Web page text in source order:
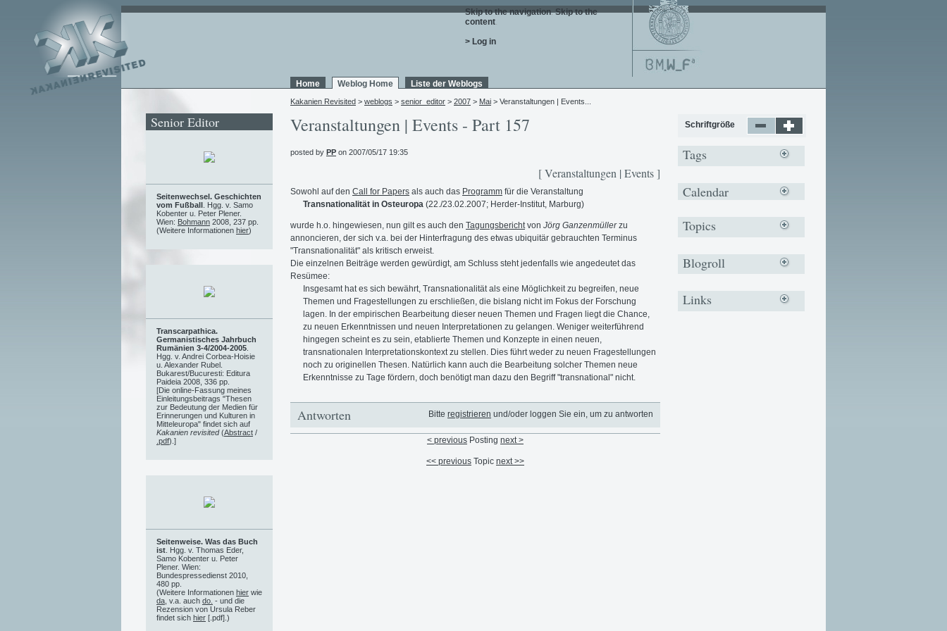
Skip to the navigation. Skip to the
content.
> Log in
Home Weblog Home Liste der Weblogs
Kakanien Revisited > weblogs > senior_editor > 2007 > Mai > Veranstaltungen | Events...
Veranstaltungen | Events - Part 157
posted by PP on 2007/05/17 19:35
[ Veranstaltungen | Events ]
Sowohl auf den Call for Papers als auch das Programm für die Veranstaltung
Transnationalität in Osteuropa (22./23.02.2007; Herder-Institut, Marburg)
wurde h.o. hingewiesen, nun gilt es auch den Tagungsbericht von Jörg Ganzenmüllerzu
annoncieren, der sich v.a. bei der Hinterfragung des etwas ubiquitär gebrauchten Terminus
"Transnationalität" als kritisch erweist.
Die einzelnen Beiträge werden gewürdigt, am Schluss steht jedenfalls wie angedeutet das
Resümee:
Insgesamt hat es sich bewährt, Transnationalität als eine Möglichkeit zu begreifen, neue
Themen und Fragestellungen zu erschließen, die bislang nicht im Fokus der Forschung
lagen. In der empirischen Bearbeitung dieser neuen Themen und Fragen liegt die Chance,
zu neuen Erkenntnissen und neuen Interpretationen zu gelangen. Weniger weiterführend
hingegen scheint es zu sein, etablierte Themen und Konzepte in einen neuen,
transnationalen Interpretationskontext zu stellen. Dies führt weder zu neuen Fragestellungen
noch zu originellen Thesen. Natürlich kann auch die Bearbeitung solcher Themen neue
Erkenntnisse zu Tage fördern, doch benötigt man dazu den Begriff "transnational" nicht.
Bitte registrieren und/oder loggen Sie ein, um zu antworten
Antworten
< previous Posting next >
<< previous Topic next >>
Senior Editor
Seitenwechsel. Geschichten
vom Fußball . Hgg. v. Samo
Kobenter u. Peter Plener.
Wien: Bohmann 2008, 237 pp.
(Weitere Informationen hier)
Transcarpathica.
Germanistisches Jahrbuch
Rumänien 3-4/2004-2005
Hgg. v. Andrei Corbea-Hoisie
u. Alexander Rubel.
Bukarest/Bucuresti: Editura
Paideia 2008, 336 pp.
[Die online-Fassung meines
Einleitungsbeitrags "Thesen
zur Bedeutung der Medien für
Erinnerungen und Kulturen in
Mitteleuropa" findet sich auf
Kakanien revisited(Abstract /
.pdf).]
Seitenweise. Was das Buch
ist . Hgg. v. Thomas Eder,
Samo Kobenter u. Peter
Plener. Wien:
Bundespressedienst 2010,
480 pp.
(Weitere Informationen hier wie
da , v.a. auch do. - und die
Rezension von Ursula Reber
findet sich hier [.pdf].)
Schriftgröße
Tags
Calendar
Topics
Blogroll
Links